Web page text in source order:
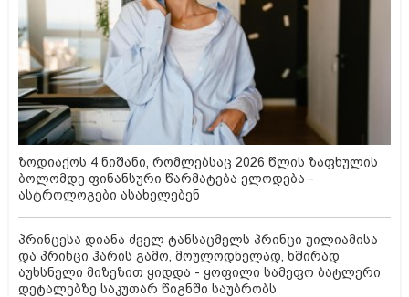
ზოდიაქოს 4 ნიშანი, რომლებსაც 2026 წლის ზაფხულის
ბოლომდე ფინანსური წარმატება ელოდება -
ასტროლოგები ასახელებენ
პრინცესა დიანა ძველ ტანსაცმელს პრინცი უილიამისა
და პრინცი ჰარის გამო, მოულოდნელად, ხშირად
აუხსნელი მიზეზით ყიდდა - ყოფილი სამეფო ბატლერი
დეტალებზე საკუთარ წიგნში საუბრობს